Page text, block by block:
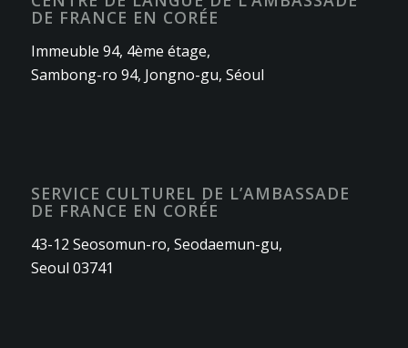
DE FRANCE EN CORÉE
Immeuble 94, 4ème étage,
Sambong-ro 94, Jongno-gu, Séoul
SERVICE CULTUREL DE L’AMBASSADE
DE FRANCE EN CORÉE
43-12 Seosomun-ro, Seodaemun-gu,
Seoul 03741